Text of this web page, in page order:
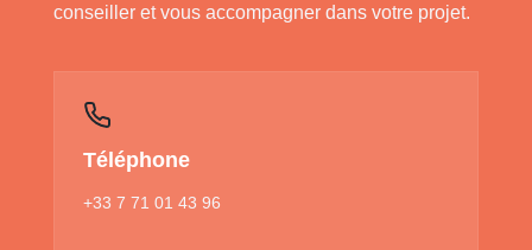
conseiller et vous accompagner dans votre projet.
Téléphone
+33 7 71 01 43 96